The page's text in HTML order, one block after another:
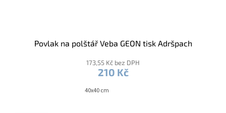
Povlak na polštář Veba GEON tisk Adršpach
173,55 Kč bez DPH
210 Kč
40x40 cm